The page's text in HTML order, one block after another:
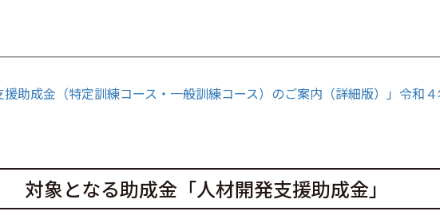
援助成金（特定訓練コース・一般訓練コース）のご案内（詳細版）」令和
対象となる助成金「人材開発支援助成金」